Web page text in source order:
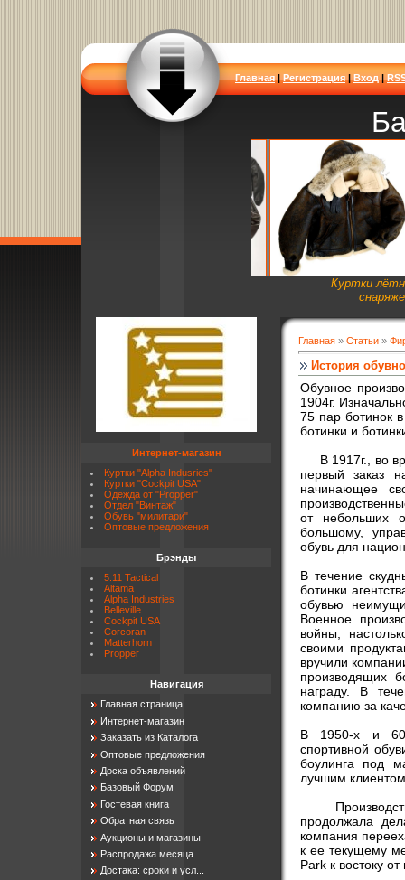
Главная|Регистрация|Вход|
Куртки
Главная » Статьи »
История
Обувное
1904г.
75 пар ботинок
ботинки и
В 1917г., во
первый заказ
начинающее
от небольших
большому,
обувь для
В течение
ботинки
обувью
Военное
войны,
своими
вручили
производящих
награду. В
компанию за
В 1950-х и 60-
спортивной
боулинга под
лучшим
продолжала
компания
к ее текущему
Park к востоку от
Интернет-магазин
Куртки "Alpha Indusries"
Куртки "Cockpit USA"
Одежда от "Propper"
Отдел "Винтаж"
Обувь "милитари"
Оптовые предложения
Брэнды
5.11 Tactical
Altama
Alpha Industries
Belleville
Cockpit USA
Corcoran
Matterhorn
Propper
Навигация
Главная страница
Интернет-магазин
Заказать из Каталога
Оптовые предложения
Доска объявлений
Базовый Форум
Гостевая книга
Обратная связь
Аукционы и магазины
Распродажа месяца
Достака: сроки и усл...